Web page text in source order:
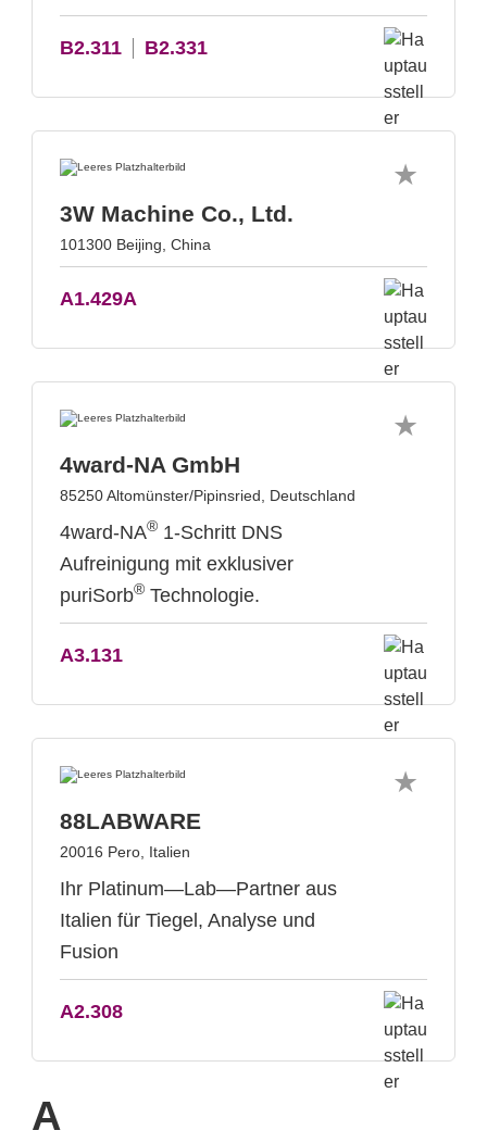
B2.311 B2.331
3W Machine Co., Ltd.
101300 Beijing, China
A1.429A
4ward-NA GmbH
85250 Altomünster/Pipinsried, Deutschland
4ward-NA® 1-Schritt DNS
Aufreinigung mit exklusiver
puriSorb® Technologie.
A3.131
88LABWARE
20016 Pero, Italien
Ihr Platinum—Lab—Partner aus
Italien für Tiegel, Analyse und
Fusion
A2.308
A